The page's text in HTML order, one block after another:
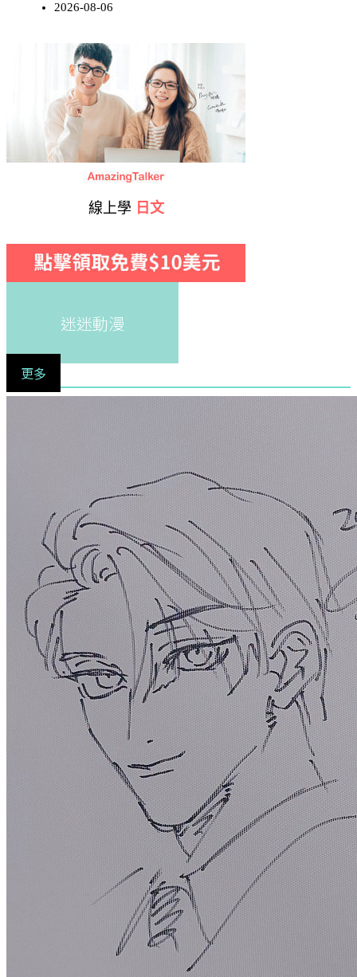
2026-08-06
線上學 日文
迷迷動漫
更多